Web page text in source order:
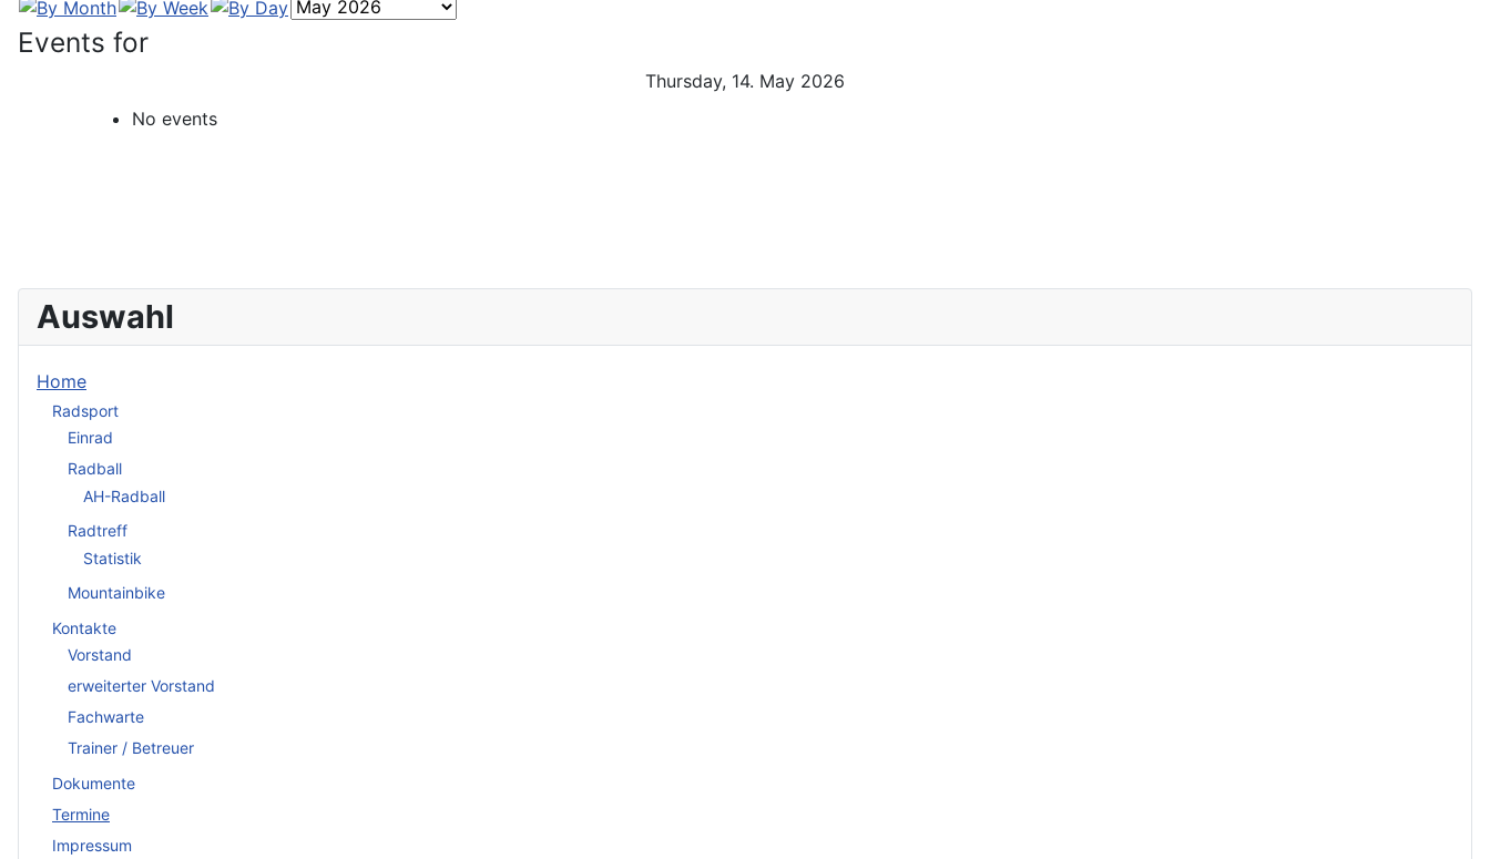
Events for
Thursday, 14. May 2026
No events
Auswahl
Home
Radsport
Einrad
Radball
AH-Radball
Radtreff
Statistik
Mountainbike
Kontakte
Vorstand
erweiterter Vorstand
Fachwarte
Trainer / Betreuer
Dokumente
Termine
Impressum